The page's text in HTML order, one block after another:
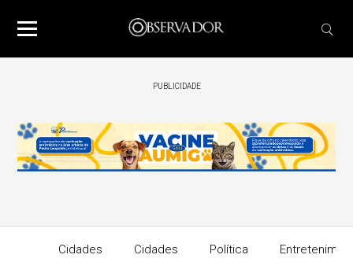
PUBLICIDADE
Cidades Cidades Política